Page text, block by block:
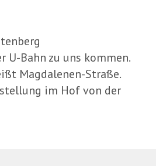
U-Bahn zu uns kommen.
Magdalenen-Straße.
im Hof von der